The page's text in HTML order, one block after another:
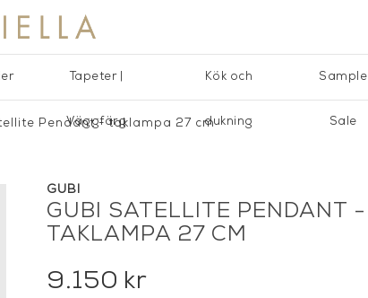
Tapeter |
Väggfärg
Kök och
dukning
Sample
Sale
Pendant - taklampa 27 cm
GUBI
GUBI SATELLITE PENDANT -
TAKLAMPA 27 CM
9.150 kr